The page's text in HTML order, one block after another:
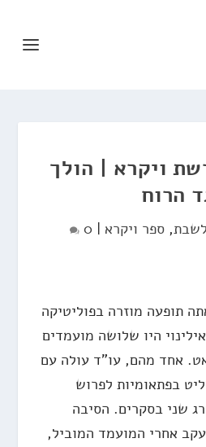
ויקרא | הולך
הרוח
,ספר ויקרא |
0
1830, נראתה תופעה מוזרה בפוליטיקה
היו שלושה מועמדים
אחד מהם, עו"ד עולה עם
בפתאומיות לפרוש
שני בסקרים. הסיבה
אחרי המועמד המוביל,